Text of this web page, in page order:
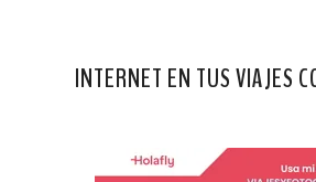
INTERNET EN TUS VIAJES